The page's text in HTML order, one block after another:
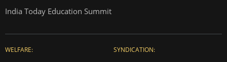
India Today Education Summit
WELFARE: SYNDICATION: